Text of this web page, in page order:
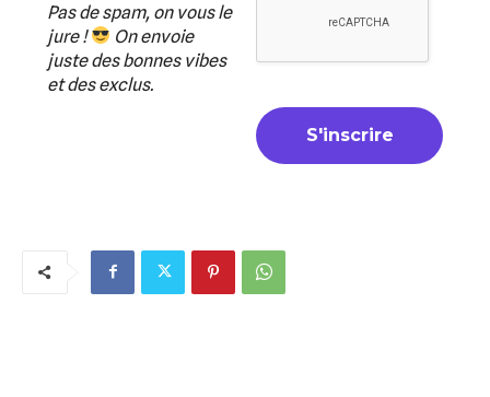
Pas de spam, on vous le
jure !
On envoie
juste des bonnes vibes
et des exclus.